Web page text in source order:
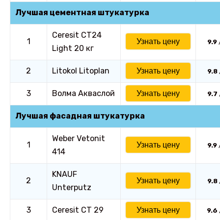
Лучшая цементная штукатурка
1
Ceresit CT24
Light 20 кг
Узнать цену 9.9
2 Litokol Litoplan Узнать цену 9.8
3 Волма Акваслой Узнать цену 9.7
Лучшая фасадная штукатурка
1
Weber Vetonit
414
Узнать цену 9.9
2
KNAUF
Unterputz
Узнать цену 9.8
3 Ceresit CT 29 Узнать цену 9.6